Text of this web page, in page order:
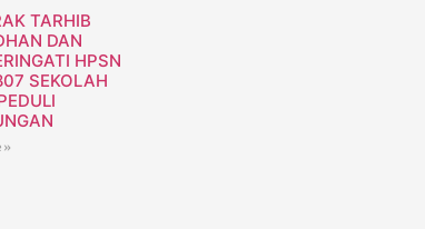
TARHIB
DAN
HPSN
SEKOLAH
»